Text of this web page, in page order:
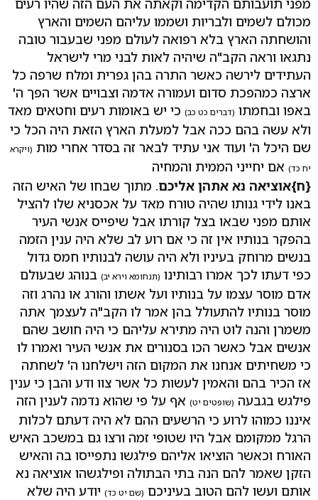
מכולם לשמים ולבריות ושממו עליהם השמים והארץ
והושחתה הארץ בלא רפואה לעולם מפני שבעבור טובה
נתגאו וראה הקב"ה שיהיה לאות לבני מרי לישראל
העתידים לירשה כאשר התרה בהן גפרית ומלח שרפה כל
ארצה כמהפכת סדום ועמורה אדמה וצבויים אשר הפך ה'
באפו ובחמתו (דברים כט כב) כי יש באומות רעים וחטאים מאד
ולא עשה בהם ככה אבל למעלת הארץ הזאת היה הכל כי
שם היכל ה' ועוד אני עתיד לבאר זה בסדר אחרי מות (ויקרא
יח כד) אם יחייני הממית והמחיה
{ח}אוציאה נא אתהן אליכם. מתוך שבחו של האיש הזה
באנו לידי גנותו שהיה טורח מאד על אכסניא שלו להציל
אותם מפני שבאו בצל קורתו אבל שיפייס אנשי העיר
בהפקר בנותיו אין זה כי אם רוע לב שלא היה ענין הזמה
בנשים מרוחק בעיניו ולא היה עושה לבנותיו חמס גדול
כפי דעתו לכך אמרו רבותינו (תנחומא וירא יב) בנוהג שבעולם
אדם מוסר עצמו על בנותיו ועל אשתו והורג או נהרג וזה
מוסר בנותיו להתעולל בהן אמר לו הקב"ה לעצמך אתה
משמרן והנה לוט היה מתירא עליהם כי היה חושב שהם
אנשים אבל כאשר הכו בסנורים את אנשי העיר ואמרו לו
כי משחיתים אנחנו את המקום הזה וישלחנו ה' לשחתה
אז הכיר בהם והאמין לעשות כל אשר צוו ודע והבן כי ענין
פילגש בגבעה (שופטים יט) אף על פי שהוא נדמה לענין הזה
איננו כמוהו לרוע כי הרשעים ההם לא היה דעתם לכלות
הרגל ממקומם אבל היו שטופי זמה ורצו גם במשכב האיש
האורח וכאשר הוציאו אליהם פילגשו נתפייסו בה והאיש
הזקן שאמר להם הנה בתי הבתולה ופילגשהו אוציאה נא
אותם ועשו להם הטוב בעיניכם (שם יט כד) יודע היה שלא